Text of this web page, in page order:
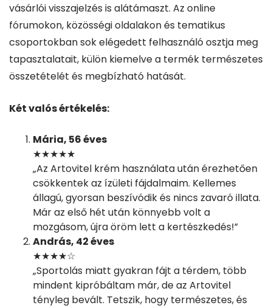
vásárlói visszajelzés is alátámaszt. Az online
fórumokon, közösségi oldalakon és tematikus
csoportokban sok elégedett felhasználó osztja meg
tapasztalatait, külön kiemelve a termék természetes
összetételét és megbízható hatását.
Két valós értékelés:
Mária, 56 éves
★★★★★
„Az Artovitel krém használata után érezhetően
csökkentek az ízületi fájdalmaim. Kellemes
állagú, gyorsan beszívódik és nincs zavaró illata.
Már az első hét után könnyebb volt a
mozgásom, újra öröm lett a kertészkedés!”
András, 42 éves
★★★★☆
„Sportolás miatt gyakran fájt a térdem, több
mindent kipróbáltam már, de az Artovitel
tényleg bevált. Tetszik, hogy természetes, és